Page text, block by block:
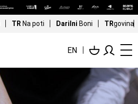
TR Na poti Darilni Boni TRgovina
EN